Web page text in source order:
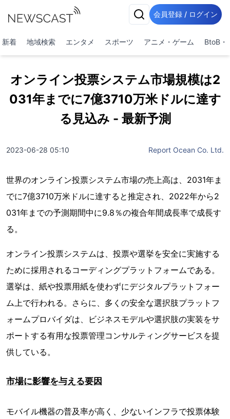
会員登録 / ログイン
新着 地域検索 エンタメ スポーツ アニメ・ゲーム BtoB・
オンライン投票システム市場規模は2
031年までに7億3710万米ドルに達す
る見込み - 最新予測
2023-06-28 05:10 Report Ocean Co. Ltd.
世界のオンライン投票システム市場の売上高は、2031年ま
でに7億3710万米ドルに達すると推定され、2022年から2
031年までの予測期間中に9.8％の複合年間成長率で成長す
る。
オンライン投票システムは、投票や選挙を安全に実施する
ために採用されるコーディングプラットフォームである。
選挙は、紙や投票用紙を使わずにデジタルプラットフォー
ム上で行われる。さらに、多くの安全な選択肢プラットフ
ォームプロバイダは、ビジネスモデルや選択肢の実装をサ
ポートする有用な投票管理コンサルティングサービスを提
供している。
市場に影響を与える要因
モバイル機器の普及率が高く、少ないインフラで投票体験